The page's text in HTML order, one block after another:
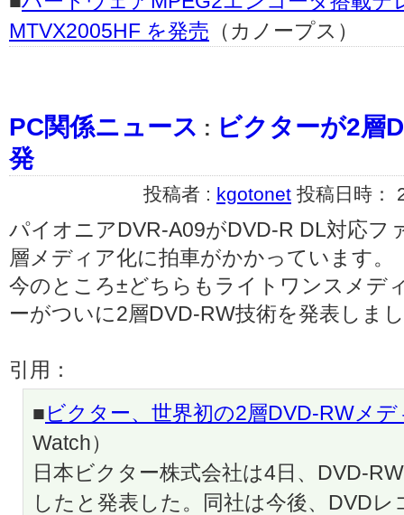
MTVX2005HF を発売 （カノープス）
PC関係ニュース : ビクターが2層
発
投稿者 : kgotonet 投稿日時：
パイオニアDVR-A09がDVD-R DL対応フ
層メディア化に拍車がかかっています。
今のところ±どちらもライトワンスメデ
ーがついに2層DVD-RW技術を発表しま
引用：
■ビクター、世界初の2層DVD-RWメ
Watch）
日本ビクター株式会社は4日、DVD-
したと発表した。同社は今後、DVD